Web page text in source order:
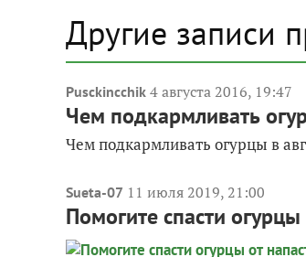
Другие записи
Pusckincchik 4 августа 2016, 19:47
Чем подкармливать
Чем подкармливать огурцы в
Sueta-07 11 июля 2019, 21:00
Помогите спасти огурцы